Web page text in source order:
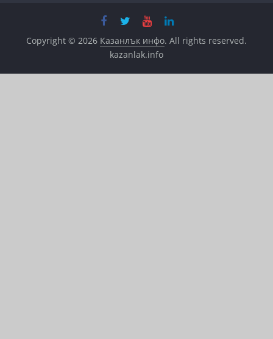
Copyright © 2026 Казанлък инфо. All rights reserved.
kazanlak.info